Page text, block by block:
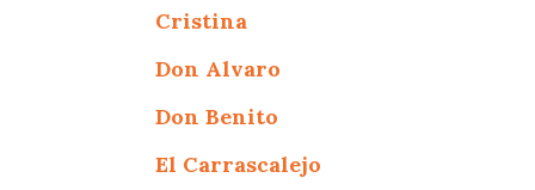
Cristina
Don Alvaro
Don Benito
El Carrascalejo